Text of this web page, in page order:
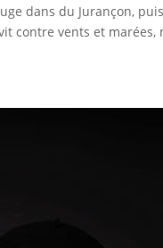
dans du Jurançon,
contre vents et marées,